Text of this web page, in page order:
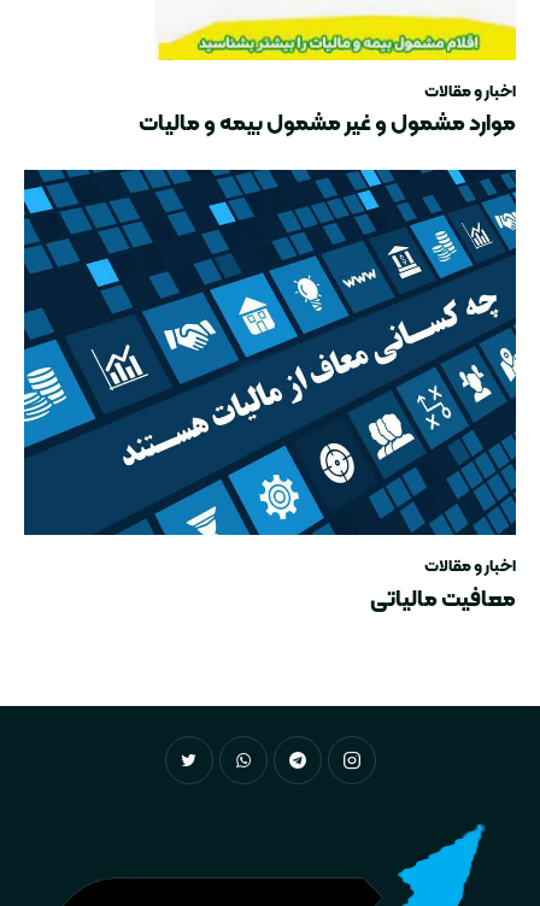
اخبار و مقالات
موارد مشمول و غیر مشمول بیمه و مالیات
اخبار و مقالات
معافیت مالیاتی